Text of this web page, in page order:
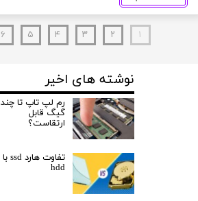
۱ ۲ ۳ ۴ ۵ ۶
نوشته های اخیر
رم لپ تاپ تا چند
گیگ قابل
ارتقاست؟
تفاوت هارد ssd با
hdd